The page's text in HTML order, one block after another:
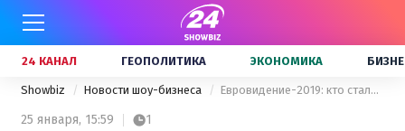
24 КАНАЛ ГЕОПОЛИТИКА ЭКОНОМИКА
Showbiz Новости шоу-бизнеса Евровидение-2019: кто стали ведущими грандиозного шоу в Израиле
25 января, 15:59 1